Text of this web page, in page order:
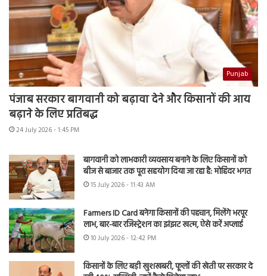
Punjab
पंजाब सरकार बागवानी को बढ़ावा देने और किसानों की आय
बढ़ाने के लिए प्रतिबद्ध
24 July 2026 - 1:45 PM
बागवानी को लाभकारी व्यवसाय बनाने के लिए किसानों को
बीज से बाजार तक पूरा सहयोग दिया जा रहा है: मोहिंदर भगत
15 July 2026 - 11:43 AM
Farmers ID Card बनेगा किसानों की पहचान, मिलेंगे भरपूर
लाभ, बार-बार रजिस्ट्रेशन का झंझट खत्म, ऐसे करें अप्लाई
10 July 2026 - 12:42 PM
किसानों के लिए बड़ी खुशखबरी, फूलों की खेती पर सरकार दे